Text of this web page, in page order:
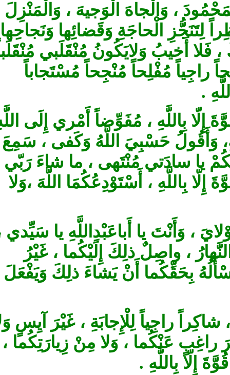
، وَالْجاهَ الْوَجيهَ ، وَالْمَنْزِلَ
لِتَنَجُّزِ الْحاجَةِ وَقَضائِها وَنَجاحِها
أَخيبُ وَلايَكُونُ مُنْقَلَبي مُنْقَلَباً
مُفْلِحاً مُنْجِحاً مُسْتَجاباً
.
بِاللَّهِ ، مُفَوِّضاً أَمْري إِلَى اللَّهِ
وَأَقُولُ حَسْبِيَ اللَّهُ وَكَفى ، سَمِعَ
يا سادَتي مُنْتَهى ، ما شاءَ رَبّي
بِاللَّهِ ، أَسْتَوْدِعُكُمَا اللَّهَ ،وَلا
وَأَنْتَ‏ يا أَباعَبْدِاللَّهِ يا سَيِّدي ،
، واصِلٌ ذلِكَ إِلَيْكُما ، غَيْرُ
بِحَقِّكُما أَنْ يَشاءَ ذلِكَ وَيَفْعَلَ ،
راجِياً لِلْإِجابَةِ ، غَيْرَ آيِسٍ وَلا
راغِبٍ عَنْكُما ، وَلا مِنْ زِيارَتِكُما ،
بِاللَّهِ .